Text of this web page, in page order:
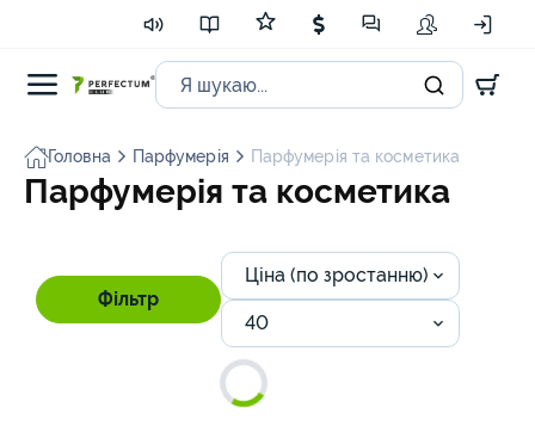
Головна Парфумерія Парфумерія та косметика
Парфумерія та косметика
Фільтр
Ціна (по зростанню)
40